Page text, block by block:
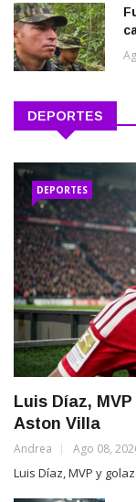
DEPORTES
DEPORTES
Luis Díaz,
Aston Villa
Andrea Ago 08,
Luis Díaz, MVP y